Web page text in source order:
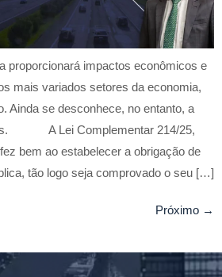
proporcionará impactos econômicos e
mais variados setores da economia,
Ainda se desconhece, no entanto, a
A Lei Complementar 214/25,
bem ao estabelecer a obrigação de
tão logo seja comprovado o seu […]
Próximo →